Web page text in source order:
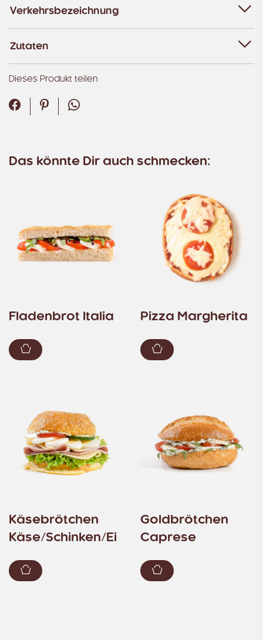
Verkehrsbezeichnung
Zutaten
Dieses Produkt teilen
Facebook
PinterestWhatsApp
Das könnte Dir auch schmecken:
Fladenbrot Italia
Zum Warenkorb hinzufügen
Pizza Margherita
Zum Warenkorb
Käsebrötchen
Käse/Schinken/Ei
Zum Warenkorb hinzufügen
Goldbrötchen
Caprese
Zum Warenkorb